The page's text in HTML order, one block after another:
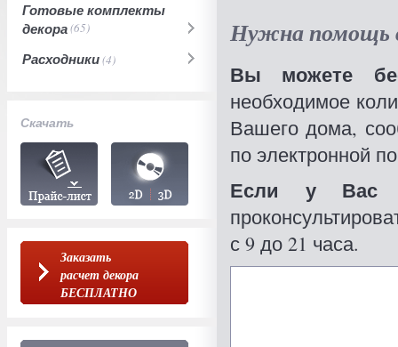
Готовые комплекты
декора(65)
Расходники(4)
Скачать
Заказать
расчет декора
БЕСПЛАТНО
Нужна помощь
Вы можете
необходимое
Вашего дома,
по электронной
Если у Вас
с 9 до 21 часа.